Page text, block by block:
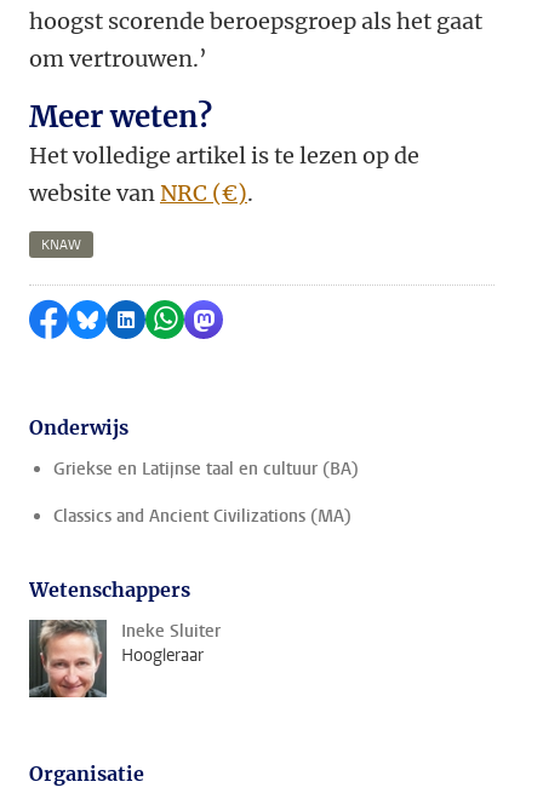
hoogst scorende beroepsgroep als het gaat
om vertrouwen.’
Meer weten?
Het volledige artikel is te lezen op de
website vanNRC (€).
KNAW
Delen op Facebook
Delen via Bluesky
Delen op LinkedIn
Delen via WhatsApp
Delen via Mastodon
Onderwijs
Griekse en Latijnse taal en cultuur (BA)
Classics and Ancient Civilizations (MA)
Wetenschappers
Ineke Sluiter
Hoogleraar
Organisatie